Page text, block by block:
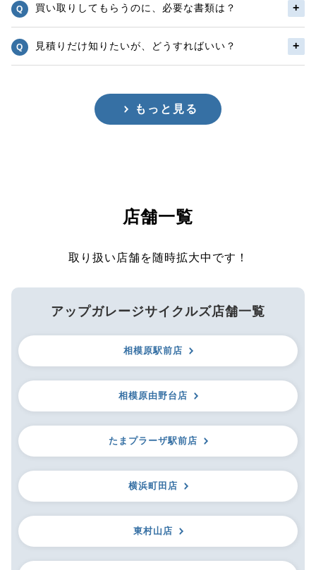
買い取りしてもらうのに、必要な書類は？
見積りだけ知りたいが、どうすればいい？
もっと見る
店舗一覧
取り扱い店舗を随時拡大中です！
アップガレージサイクルズ店舗一覧
相模原駅前店
相模原由野台店
たまプラーザ駅前店
横浜町田店
東村山店